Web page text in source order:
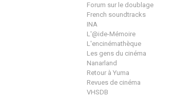
Forum sur le doublage
French soundtracks
INA
L'@ide-Mémoire
L'encinémathèque
Les gens du cinéma
Nanarland
Retour à Yuma
Revues de cinéma
VHSDB